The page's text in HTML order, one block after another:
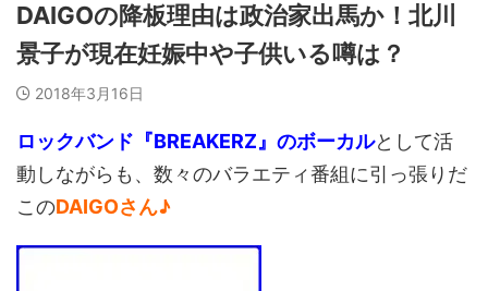
DAIGOの降板理由は政治家出馬か！北川
景子が現在妊娠中や子供いる噂は？
2018年3月16日
ロックバンド『BREAKERZ』のボーカルとして活
動しながらも、数々のバラエティ番組に引っ張りだ
このDAIGOさん♪